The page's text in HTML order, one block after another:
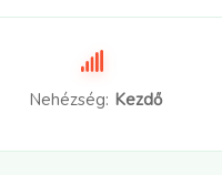
Nehézség: Kezdő